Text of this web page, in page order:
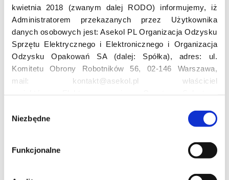
kwietnia 2018 (zwanym dalej RODO) informujemy, iż
Administratorem przekazanych przez Użytkownika
danych osobowych jest: Asekol PL Organizacja Odzysku
Sprzętu Elektrycznego i Elektronicznego i Organizacja
Odzysku Opakowań SA (dalej: Spółka), adres: ul.
Komitetu Obrony Robotników 56, 02-146 Warszawa,
mail: kontakt@asekol.pl właściciel
Asekolove. Administrator przetwarza następujące dane
osobowe Użytkowników: imię, nazwisko, adres e-mail,
numer telefonu, miasto, preferencje Użytkownika,
lokalizacja, obszar zainteresowania, dane przetwarzane
Niezbędne
Funkcjonalne
Odwiedź nas
Znaczenie recyklingu elektrośmieci